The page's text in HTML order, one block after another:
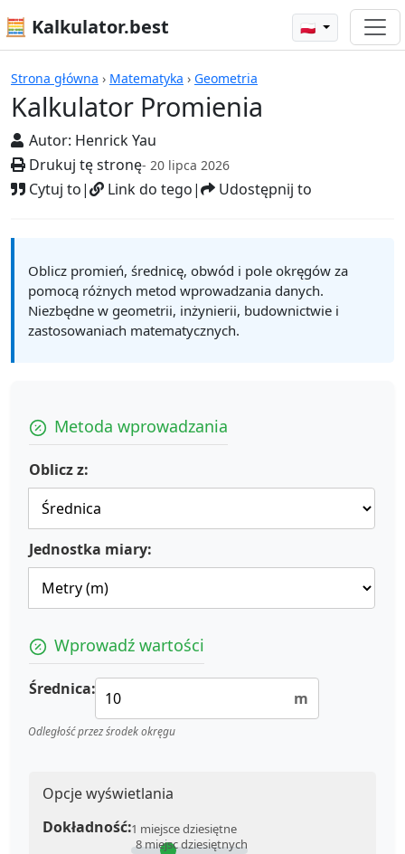
🧮 Kalkulator.best 🇵🇱
Strona główna › Matematyka › Geometria
Kalkulator Promienia
Autor: Henrick Yau
Drukuj tę stronę- 20 lipca 2026
Cytuj to| Link do tego| Udostępnij to
Kalkulatory
Oblicz promień, średnicę, obwód i pole okręgów za
pomocą różnych metod wprowadzania danych.
Niezbędne w geometrii, inżynierii, budownictwie i
zastosowaniach matematycznych.
Metoda wprowadzania
Oblicz z:
Jednostka miary:
Wprowadź wartości
Średnica: m
Odległość przez środek okręgu
Opcje wyświetlania
Dokładność:1 miejsce dziesiętne
8 miejsc dziesiętnych